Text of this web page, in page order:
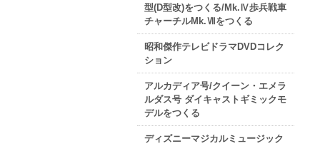
型(D型改)をつくる/Mk.Ⅳ歩兵戦車
チャーチルMk.Ⅶをつくる
昭和傑作テレビドラマDVDコレク
ション
アルカディア号/クイーン・エメラ
ルダス号 ダイキャストギミックモ
デルをつくる
ディズニーマジカルミュージック